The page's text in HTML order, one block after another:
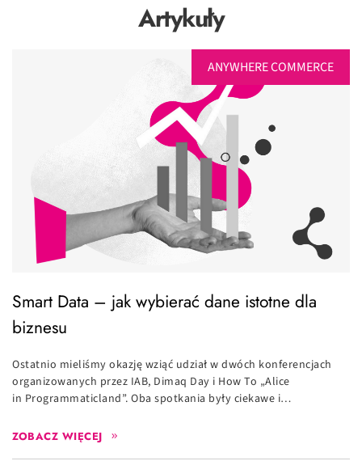
Artykuły
ANYWHERE COMMERCE
Smart Data – jak wybierać dane istotne dla
biznesu
Ostatnio mieliśmy okazję wziąć udział w dwóch konferencjach
organizowanych przez IAB, Dimaq Day i How To „Alice
in Programmaticland”. Oba spotkania były ciekawe i…
ZOBACZ WIĘCEJ